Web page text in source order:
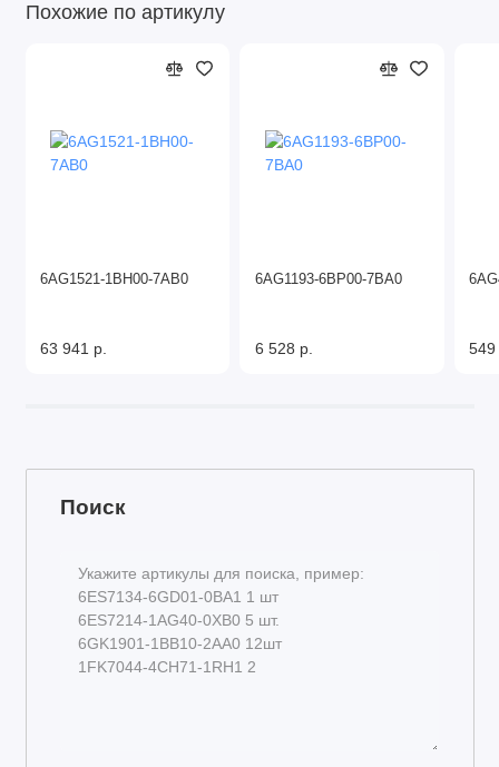
Похожие по артикулу
6AG1521-1BH00-7AB0
63 941 р.
6AG1193-6BP00-7BA0
6 528 р. 549
Поиск